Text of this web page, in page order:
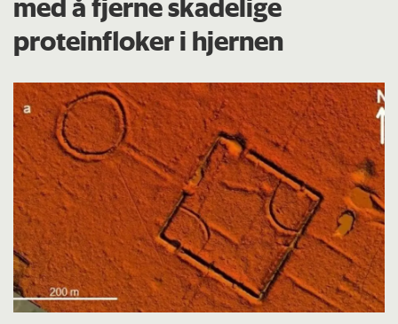
med å fjerne skadelige
proteinfloker i hjernen